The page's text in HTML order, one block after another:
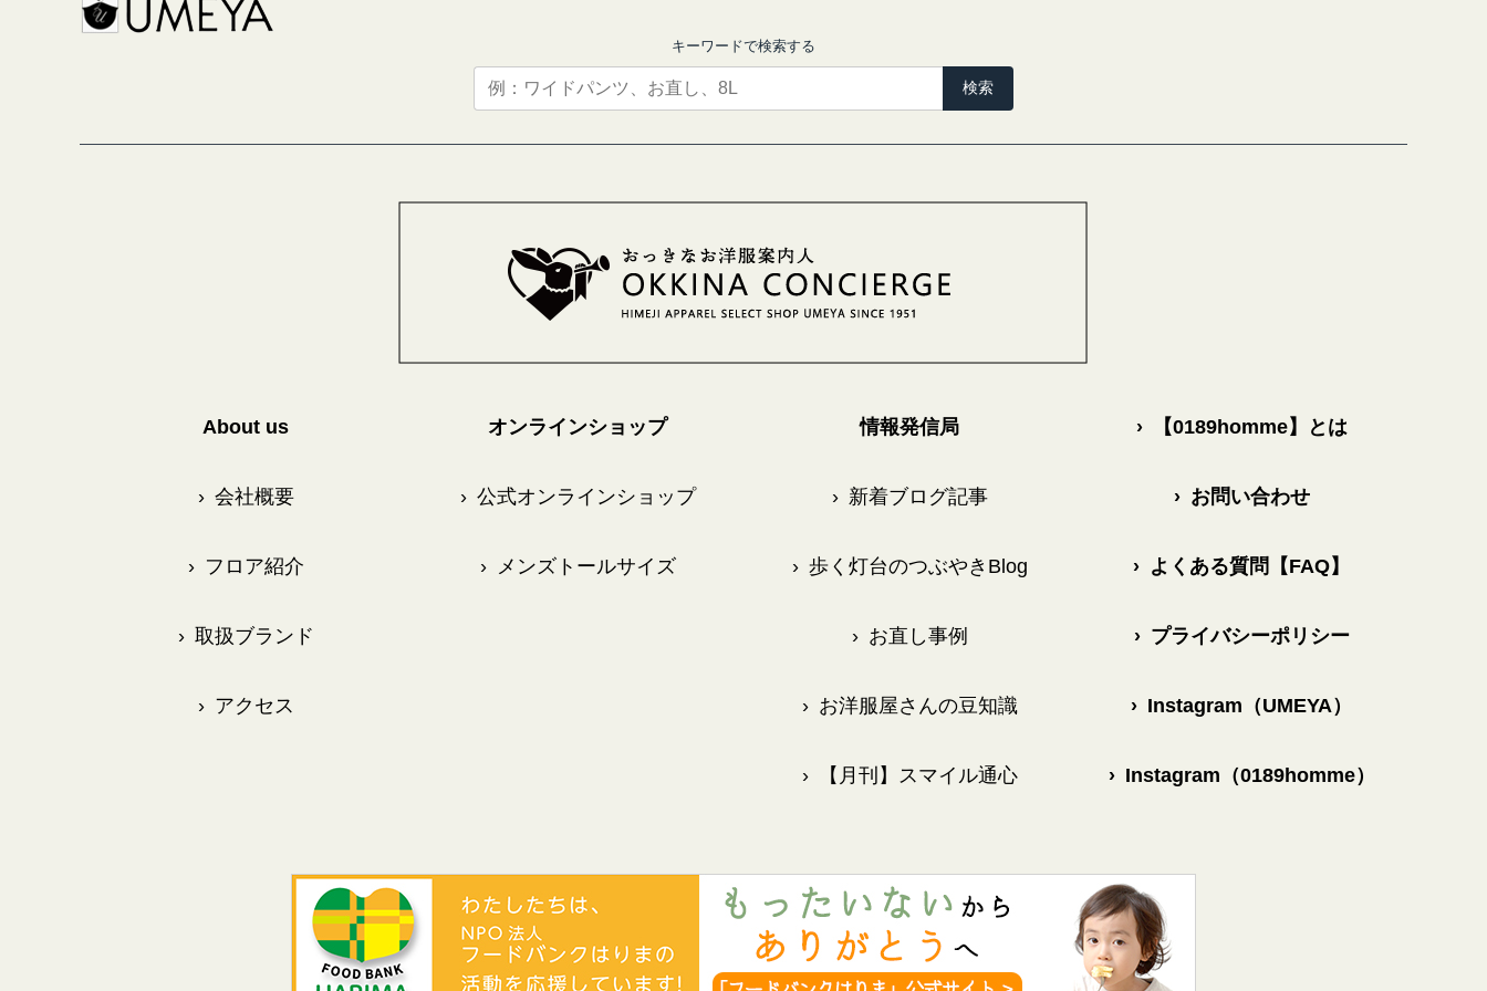
キーワードで検索する
検索
About us
›会社概要
›フロア紹介
›取扱ブランド
›アクセス
オンラインショップ
›公式オンラインショップ
›メンズトールサイズ
情報発信局
›新着ブログ記事
›歩く灯台のつぶやきBlog
›お直し事例
›お洋服屋さんの豆知識
›【月刊】スマイル通心
›【0189homme】とは
›お問い合わせ
› よくある質問【FAQ】
›プライバシーポリシー
› Instagram（UMEYA）
›Instagram（0189homme）